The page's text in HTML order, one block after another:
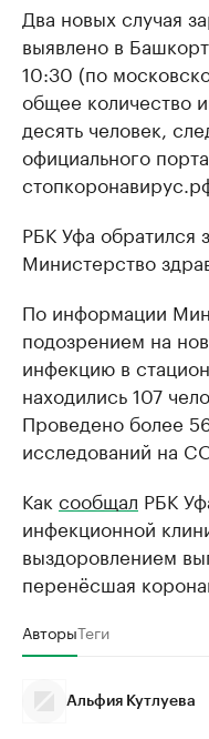
Два новых случая
выявлено в
10:30 (по
общее количество
десять человек,
официального
РБК Уфа обратился
Министерство
По информации
подозрением на
инфекцию в
находились 107
Проведено более
исследований на
Как сообщал РБК
инфекционной
выздоровлением
перенёсшая
АвторыТеги
Альфия Кутлуева